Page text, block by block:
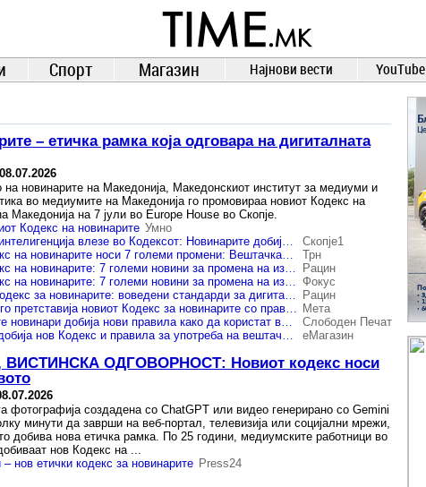
TIME.mk
ВЕСТИ
NEWS
Спорт Магазин Најнови вести YouTube
– етичка рамка која одговара на дигиталната
08.07.2026
на новинарите на Македонија, Македонскиот институт за медиуми и
во медиумите на Македонија го промовираа новиот Кодекс на
Македонија на 7 јули во Europe House во Скопје.
Кодекс на новинарите Умно
Вештачката интелигенција влезе во Кодексот: Новинарите добија нови правила по 20 години
Скопје1
Новиот Кодекс на новинарите носи 7 големи промени: Вештачката интелигенција, кликовите и приватноста под нови правила
Трн
Новиот Кодекс на новинарите: 7 големи новини за промена на известувањето во Македонија
Рацин
Новиот Кодекс на новинарите: 7 големи новини за промена на известувањето во Македонија Фокус
Нов етички кодекс за новинарите: воведени стандарди за дигиталната ера и поголема доверба во медиумите
Рацин
ЗНМ и МИМ го претставија новиот Кодекс за новинарите со правила за користење на вештачката интелигенција и известувањето Мета
Македонските новинари добија нови правила како да користат вештачка интелигенција и како да известуваат за самоубиства
Слободен Печат
Новинарите добија нов Кодекс и правила за употреба на вештачката интелегенција
еМагазин
ОДГОВОРНОСТ: Новиот кодекс носи
фотографија создадена со ChatGPT или видео генерирано со Gemini
минути да заврши на веб-портал, телевизија или социјални мрежи,
добива нова етичка рамка. По 25 години, медиумските работници во
нов Кодекс на ...
нов етички кодекс за новинарите Press24